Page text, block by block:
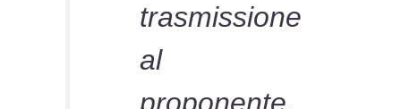
trasmissione
al